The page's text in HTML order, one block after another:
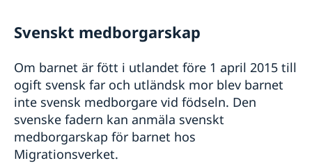
Svenskt medborgarskap
Om barnet är fött i utlandet före 1 april 2015 till
ogift svensk far och utländsk mor blev barnet
inte svensk medborgare vid födseln. Den
svenske fadern kan anmäla svenskt
medborgarskap för barnet hos
Migrationsverket.